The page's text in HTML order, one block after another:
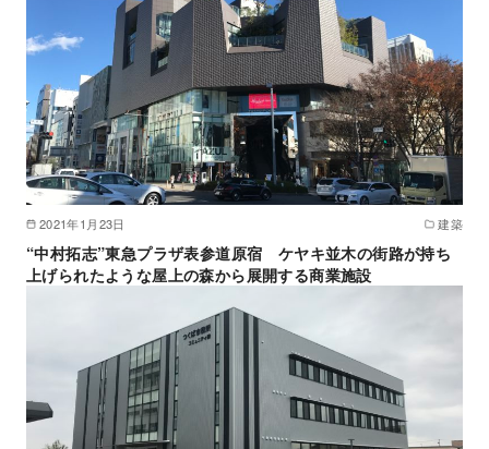
2021年1月23日 建築
“中村拓志”東急プラザ表参道原宿 ケヤキ並木の街路が持ち
上げられたような屋上の森から展開する商業施設